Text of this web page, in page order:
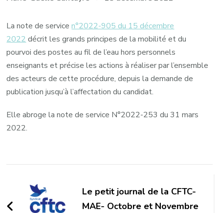
La note de servicen°2022-905 du 15 décembre
2022 décrit les grands principes de la mobilité et du
pourvoi des postes au fil de l’eau hors personnels
enseignants et précise les actions à réaliser par l’ensemble
des acteurs de cette procédure, depuis la demande de
publication jusqu’à l’affectation du candidat.
Elle abroge la note de service N°2022-253 du 31 mars
2022.
d'article
Le petit journal de la CFTC-
MAE- Octobre et Novembre